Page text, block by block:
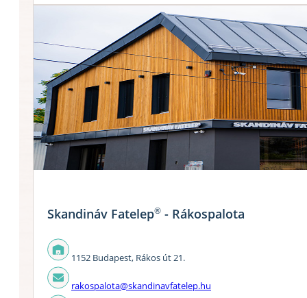
Skandináv Fatelep® - Rákospalota
1152 Budapest, Rákos út 21.
rakospalota@skandinavfatelep.hu